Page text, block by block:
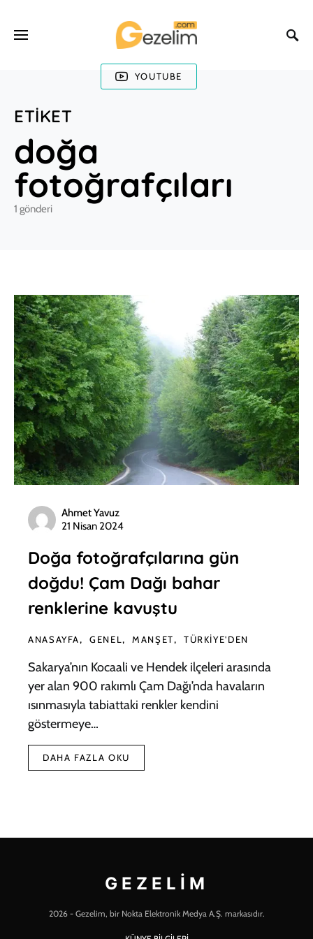
YOUTUBE
ETIKET
doğa
fotoğrafçıları
1 gönderi
Ahmet Yavuz
21 Nisan 2024
Doğa fotoğrafçılarına gün
doğdu! Çam Dağı bahar
renklerine kavuştu
ANASAYFA GENEL MANŞET TÜRKIYE'DEN
Sakarya’nın Kocaali ve Hendek ilçeleri arasında
yer alan 900 rakımlı Çam Dağı’nda havaların
ısınmasıyla tabiattaki renkler kendini
göstermeye…
DAHA FAZLA OKU
GEZELIM
2026 - Gezelim, bir Nokta Elektronik Medya A.Ş. markasıdır.